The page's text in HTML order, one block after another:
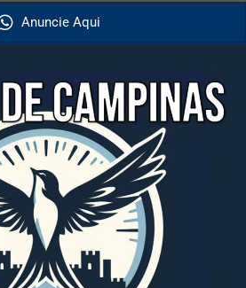
Anuncie Aqui